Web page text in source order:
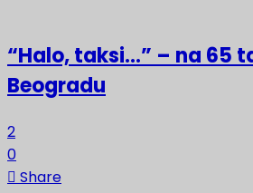
“Halo, taksi…” – na 65
Beogradu
2
0
Share